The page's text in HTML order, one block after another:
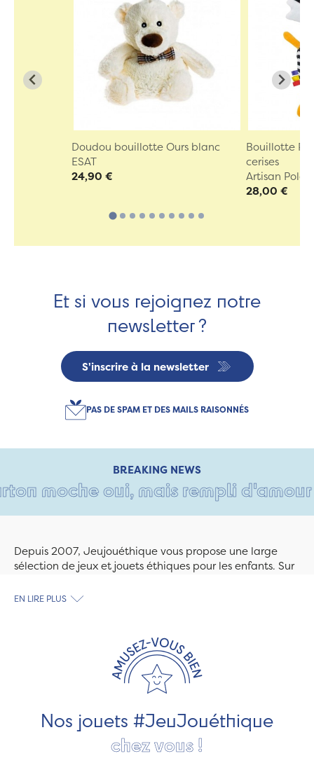
Doudou bouillotte Ours blanc
ESAT
24,90 €
Bouillotte
cerises
Artisan
28,00 €
Et si vous rejoignez notre
newsletter ?
S'inscrire à la newsletter
PAS DE SPAM ET DES MAILS RAISONNÉS
BREAKING NEWS
moche oui, mais rempli d'amour •
Depuis 2007, Jeujouéthique vous propose une large
sélection de jeux et jouets éthiques pour les enfants. Sur
découvrez le plus grand choix de jouets en bois
les jeux et jouets en bois de qualité et engagés dans le
développement durable. Ils nous fabriquent des jouets
pour les jeunes enfants, des jeux d'éveil, des jeux de
société, des jouets d'imitation, des jeux de plein air, ... et
EN LIRE PLUS
Nos jouets #JeuJouéthique
chez vous !